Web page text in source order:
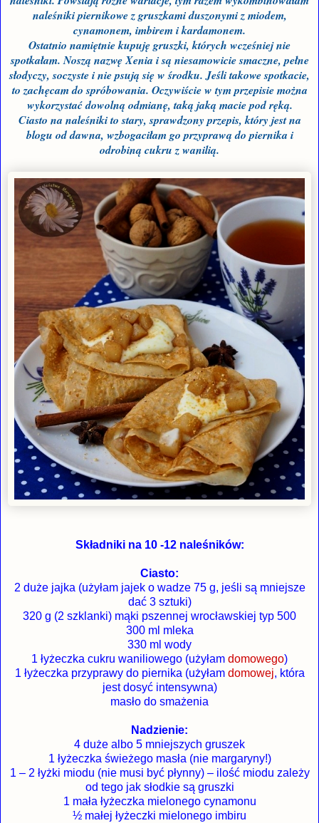
naleśniki piernikowe z gruszkami duszonymi z miodem,
cynamonem, imbirem i kardamonem.
Ostatnio namiętnie kupuję gruszki, których wcześniej nie
spotkałam. Noszą nazwę Xenia i są niesamowicie smaczne, pełne
słodyczy, soczyste i nie psują się w środku. Jeśli takowe spotkacie,
to zachęcam do spróbowania. Oczywiście w tym przepisie można
wykorzystać dowolną odmianę, taką jaką macie pod ręką.
Ciasto na naleśniki to stary, sprawdzony przepis, który jest na
blogu od dawna, wzbogaciłam go przyprawą do piernika i
odrobiną cukru z wanilią.
Składniki na 10 -12 naleśników:
Ciasto:
2 duże jajka (użyłam jajek o wadze 75 g, jeśli są mniejsze
dać 3 sztuki)
320 g (2 szklanki) mąki pszennej wrocławskiej typ 500
300 ml mleka
330 ml wody
1 łyżeczka cukru waniliowego (użyłam domowego)
1 łyżeczka przyprawy do piernika (użyłam domowej, która
jest dosyć intensywna)
masło do smażenia
Nadzienie:
4 duże albo 5 mniejszych gruszek
1 łyżeczka świeżego masła (nie margaryny!)
1 – 2 łyżki miodu (nie musi być płynny) – ilość miodu zależy
od tego jak słodkie są gruszki
1 mała łyżeczka mielonego cynamonu
½ małej łyżeczki mielonego imbiru